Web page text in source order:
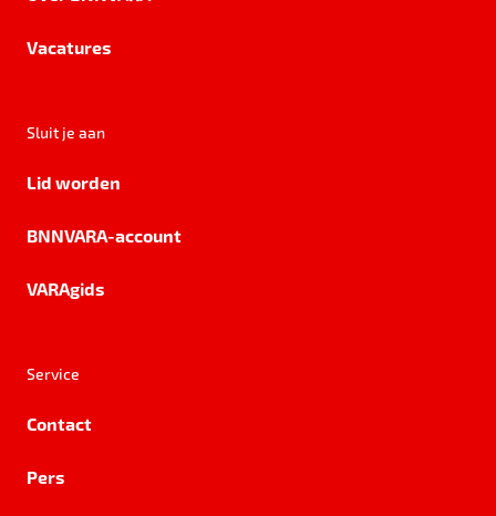
Vacatures
Sluit je aan
Lid worden
BNNVARA-account
VARAgids
Service
Contact
Pers